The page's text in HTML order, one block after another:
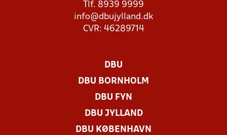
Tlf. 8939 9999
info@dbujylland.dk
CVR: 46289714
DBU
DBU BORNHOLM
DBU FYN
DBU JYLLAND
DBU KØBENHAVN